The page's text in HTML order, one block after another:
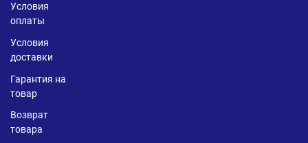
Условия
оплаты
Условия
доставки
Гарантия на
товар
Возврат
товара